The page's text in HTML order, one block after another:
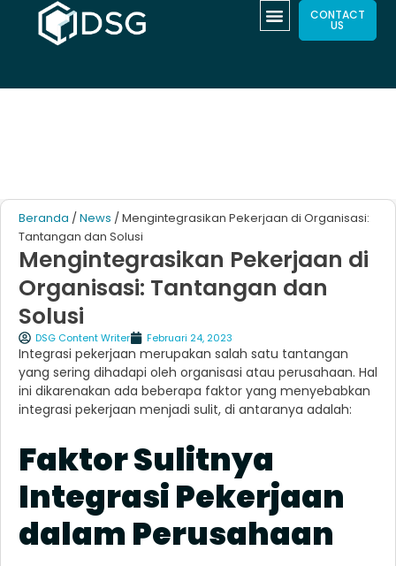
CONTACT
US
Beranda / News / Mengintegrasikan Pekerjaan di Organisasi:
Tantangan dan Solusi
Mengintegrasikan Pekerjaan di
Organisasi: Tantangan dan
Solusi
DSG Content Writer Februari 24, 2023
Integrasi pekerjaan merupakan salah satu tantangan
yang sering dihadapi oleh organisasi atau perusahaan. Hal
ini dikarenakan ada beberapa faktor yang menyebabkan
integrasi pekerjaan menjadi sulit, di antaranya adalah:
Faktor Sulitnya
Integrasi Pekerjaan
dalam Perusahaan